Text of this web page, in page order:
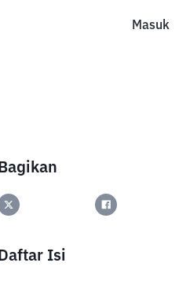
Masuk
Bagikan
Daftar Isi